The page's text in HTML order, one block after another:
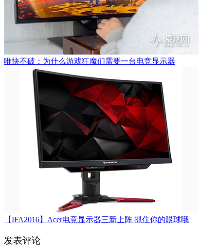
唯快不破：为什么游戏狂魔们需要一台电竞显示器
【IFA2016】Acer电竞显示器三新上阵 抓住你的眼球哦
发表评论